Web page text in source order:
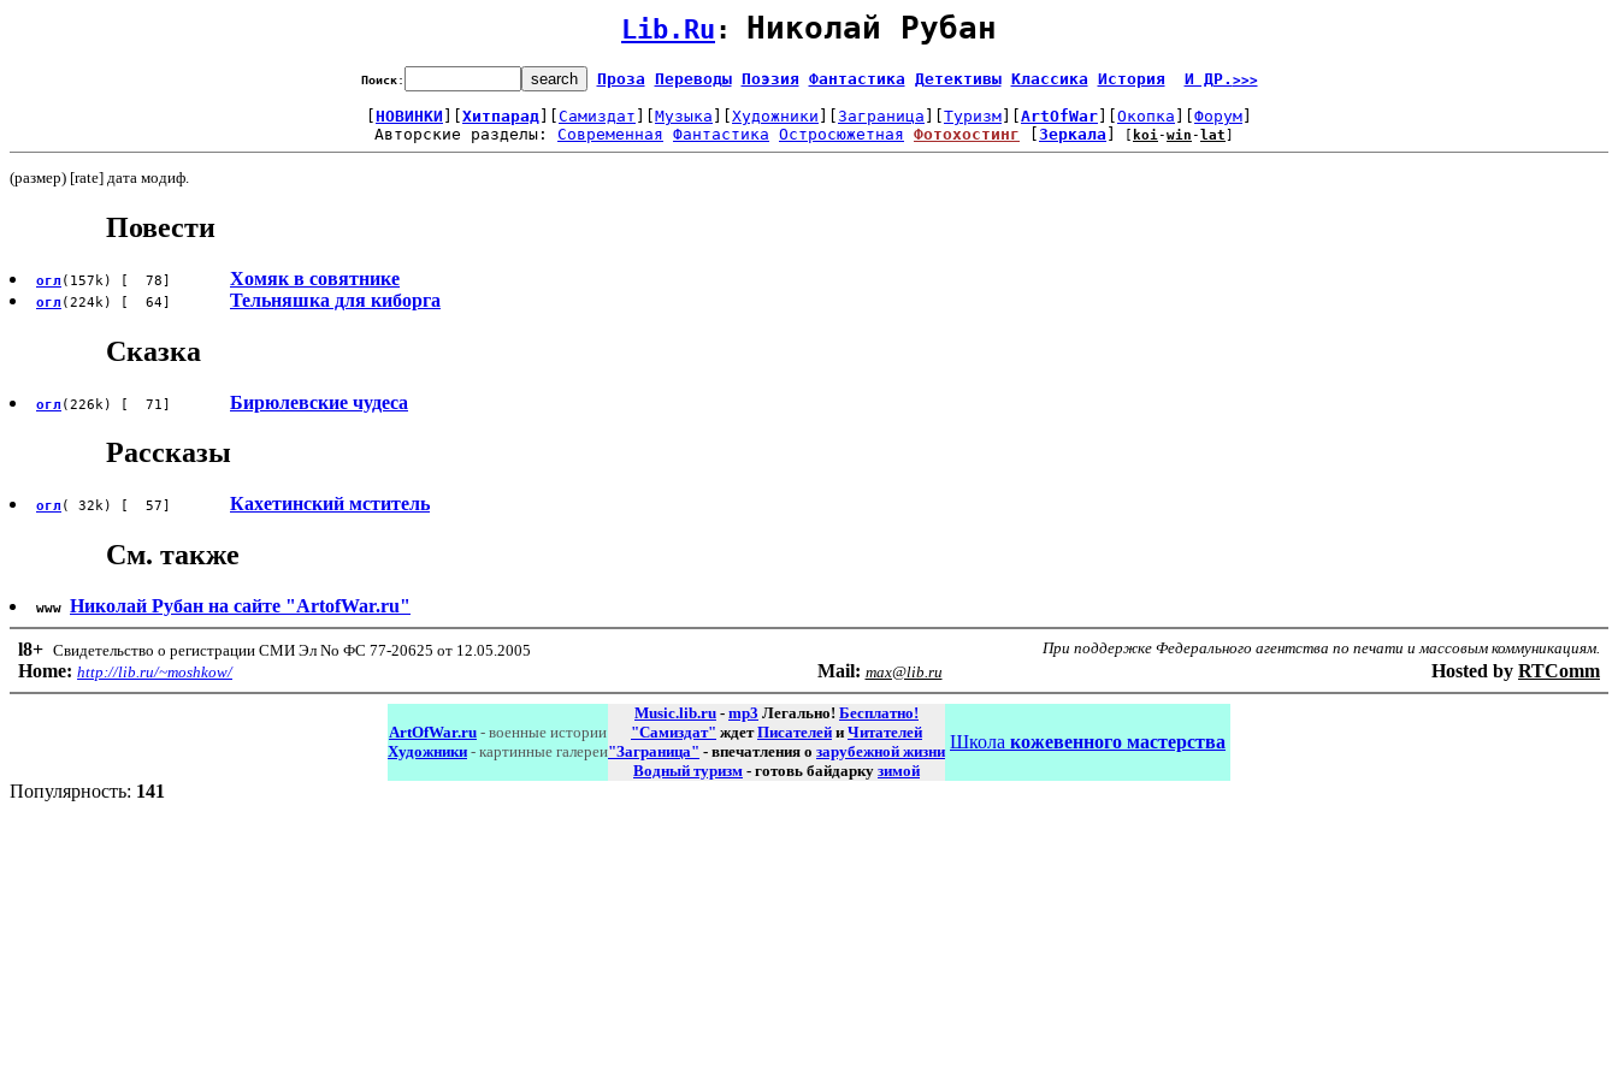
Lib.Ru : Николай Рубан
Поиск: Проза Переводы Поэзия Фантастика Детективы Классика История И ДР. >>>
НОВИНКИ Хитпарад Самиздат Музыка Художники Заграница Туризм ArtOfWar Окопка Форум
Авторские разделы: Современная Фантастика Остросюжетная Фотохостинг Зеркала koi-win- lat
(размер) [rate] дата модиф.
Повести
огл (157k) [ 78] Хомяк в совятнике
огл (224k) [ 64] Тельняшка для киборга
Сказка
огл (226k) [ 71] Бирюлевские чудеса
Рассказы
огл ( 32k) [ 57] Кахетинский мститель
См. также
www Николай Рубан на сайте "ArtofWar.ru"
l8+ Свидетельство о регистрации СМИ Эл No ФС 77-20625 от 12.05.2005 При поддержке Федерального агентства по печати и массовым коммуникациям.
Home: http://lib.ru/~moshkow/ Маil: max@lib.ru Hosted by RTComm
ArtOfWar.ru - военные истории
Художники - картинные галереи
Music.lib.ru - mp3 Легально! Бесплатно!
"Самиздат" ждетПисателей и Читателей
"Заграница" - впечатления о зарубежной жизни
Водный туризм - готовь байдарку зимой
Школа кожевенного мастерства
Популярность: 141